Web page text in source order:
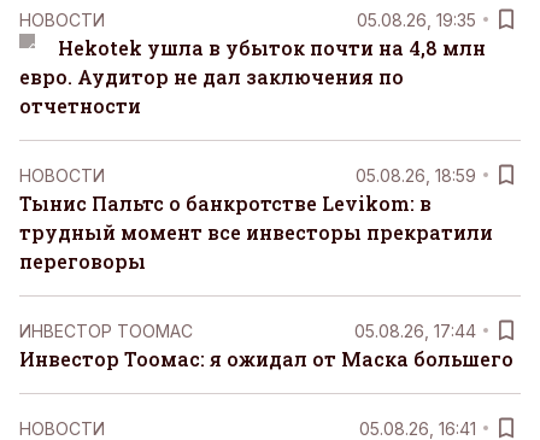
НОВОСТИ 05.08.26, 19:35
Hekotek ушла в убыток почти на 4,8 млн
евро. Аудитор не дал заключения по
отчетности
НОВОСТИ 05.08.26, 18:59
Тынис Пальтс о банкротстве Levikom: в
трудный момент все инвесторы прекратили
переговоры
ИНВЕСТОР ТООМАС 05.08.26, 17:44
Инвестор Тоомас: я ожидал от Маска большего
НОВОСТИ 05.08.26, 16:41